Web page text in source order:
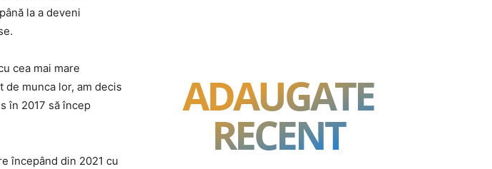
la a deveni
cea mai mare
de munca lor, am decis
în 2017 să încep
începând din 2021 cu
ADAUGATE
RECENT